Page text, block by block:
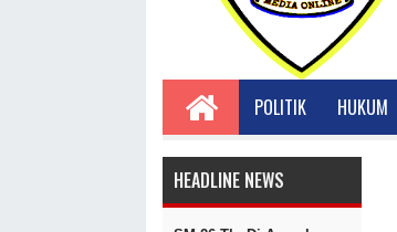
POLITIK HUKUM
HEADLINE NEWS